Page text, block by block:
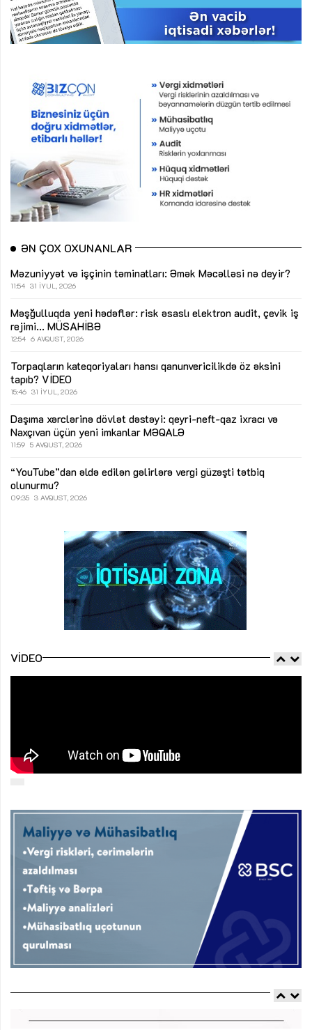
ƏN ÇOX OXUNANLAR
Məzuniyyət və işçinin təminatları: Əmək Məcəlləsi nə deyir?
11:54 31 İYUL, 2026
Məşğulluqda yeni hədəflər: risk əsaslı elektron audit, çevik iş
rejimi... MÜSAHİBƏ
12:54 6 AVQUST, 2026
Torpaqların kateqoriyaları hansı qanunvericilikdə öz əksini
tapıb? VİDEO
15:46 31 İYUL, 2026
Daşıma xərclərinə dövlət dəstəyi: qeyri-neft-qaz ixracı və
Naxçıvan üçün yeni imkanlar MƏQALƏ
11:59 5 AVQUST, 2026
“YouTube”dan əldə edilən gəlirlərə vergi güzəşti tətbiq
olunurmu?
09:35 3 AVQUST, 2026
VIDEO